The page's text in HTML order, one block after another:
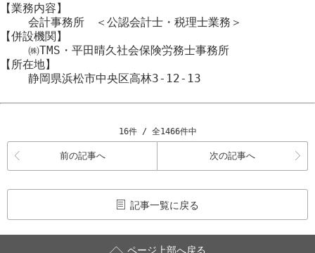
【業務内容】
会計事務所 ＜公認会計士・税理士業務＞
【併設機関】
㈱TMS・平田晴久社会保険労務士事務所
【所在地】
静岡県浜松市中央区高林3-12-13
16件 / 全1466件中
前の記事へ 次の記事へ
記事一覧に戻る
ページ上部へ戻る